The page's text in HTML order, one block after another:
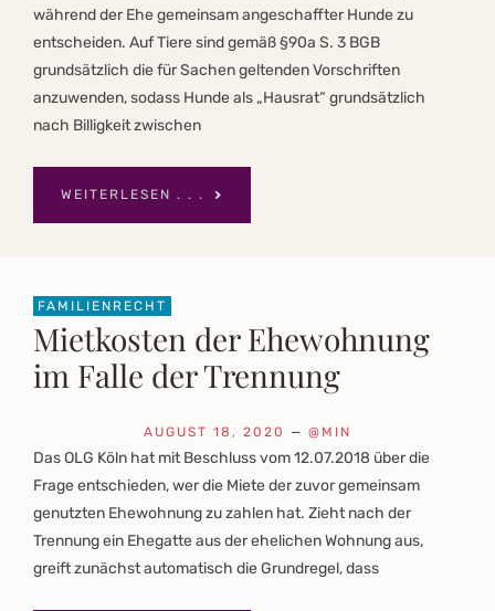
während der Ehe gemeinsam angeschaffter Hunde zu
entscheiden. Auf Tiere sind gemäß §90a S. 3 BGB
grundsätzlich die für Sachen geltenden Vorschriften
anzuwenden, sodass Hunde als „Hausrat“ grundsätzlich
nach Billigkeit zwischen
WEITERLESEN . . .
FAMILIENRECHT
Mietkosten der Ehewohnung
im Falle der Trennung
AUGUST 18, 2020 — @MIN
Das OLG Köln hat mit Beschluss vom 12.07.2018 über die
Frage entschieden, wer die Miete der zuvor gemeinsam
genutzten Ehewohnung zu zahlen hat. Zieht nach der
Trennung ein Ehegatte aus der ehelichen Wohnung aus,
greift zunächst automatisch die Grundregel, dass